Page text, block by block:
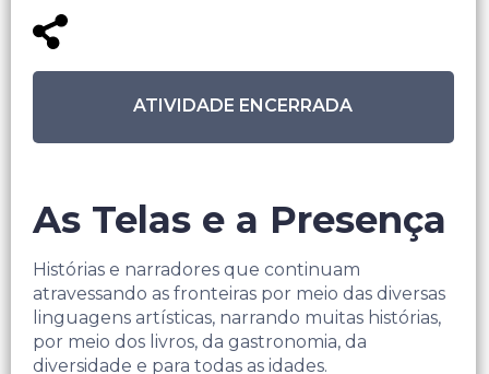
ATIVIDADE ENCERRADA
As Telas e a Presença
Histórias e narradores que continuam
atravessando as fronteiras por meio das diversas
linguagens artísticas, narrando muitas histórias,
por meio dos livros, da gastronomia, da
diversidade e para todas as idades.